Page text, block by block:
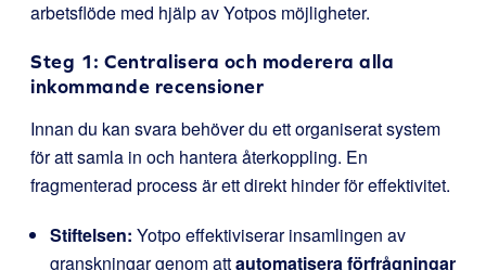
arbetsflöde med hjälp av Yotpos möjligheter.
Steg 1: Centralisera och moderera alla
inkommande recensioner
Innan du kan svara behöver du ett organiserat system
för att samla in och hantera återkoppling. En
fragmenterad process är ett direkt hinder för effektivitet.
Stiftelsen: Yotpo effektiviserar insamlingen av
granskningar genom attautomatisera förfrågningar